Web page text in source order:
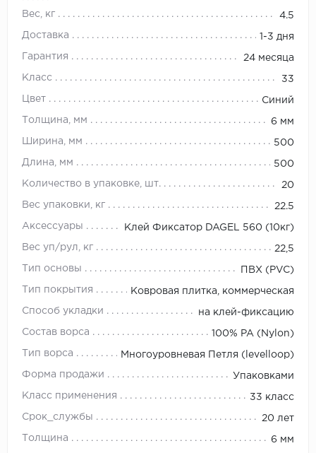
Вес, кг 4.5
Доставка 1-3 дня
Гарантия 24 месяца
Класс 33
Цвет Синий
Толщина, мм 6 мм
Ширина, мм 500
Длина, мм 500
Количество в упаковке, шт. 20
Вес упаковки, кг 22.5
Аксессуары Клей Фиксатор DAGEL 560 (10кг)
Вес уп/рул, кг 22,5
Тип основы ПВХ (PVC)
Тип покрытия Ковровая плитка, коммерческая
Способ укладки на клей-фиксацию
Состав ворса 100% PA (Nylon)
Тип ворса Многоуровневая Петля (levelloop)
Форма продажи Упаковками
Класс применения 33 класс
Срок_службы 20 лет
Толщина 6 мм